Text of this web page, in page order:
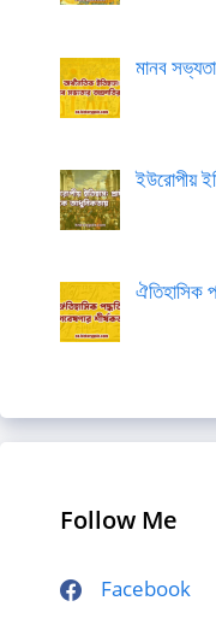
মানব
ইউরোপীয়
ঐতিহাসিক
Follow Me
Facebook